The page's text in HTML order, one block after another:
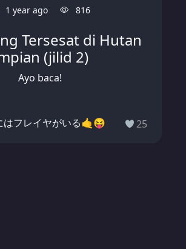
1 year ago 816
Tersesat di Hutan
(jilid 2)
Ayo baca!
はフレイヤがいる🤙😝 25